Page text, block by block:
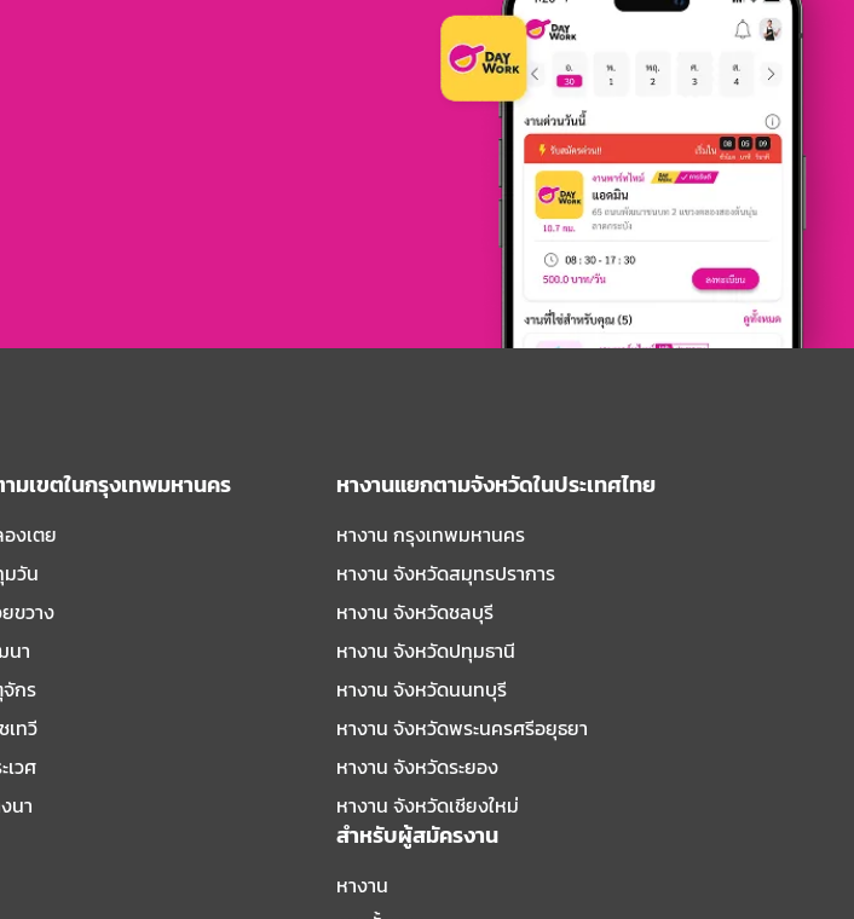
มเขตในกรุงเทพมหานคร
งเตย
มวัน
ขวาง
นา
กร
เทวี
เวศ
นา
หางานแยกตามจังหวัดในประเทศไทย
หางาน กรุงเทพมหานคร
หางาน จังหวัดสมุทรปราการ
หางาน จังหวัดชลบุรี
หางาน จังหวัดปทุมธานี
หางาน จังหวัดนนทบุรี
หางาน จังหวัดพระนครศรีอยุธยา
หางาน จังหวัดระยอง
หางาน จังหวัดเชียงใหม่
สำหรับผู้สมัครงาน
หางาน